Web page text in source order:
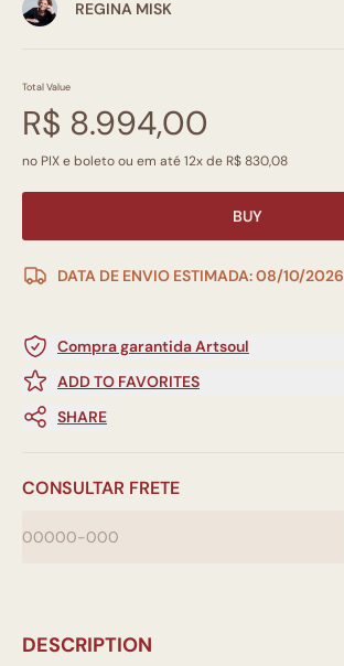
REGINA MISK
Total Value
R$ 8.994,00
no PIX e boleto ou em até 12x de R$ 830,08
BUY
DATA DE ENVIO ESTIMADA: 08/10/2026
Compra garantida Artsoul
ADD TO FAVORITES
SHARE
CONSULTAR FRETE
DESCRIPTION